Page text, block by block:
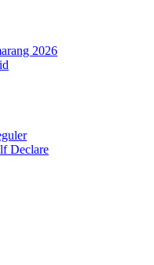
2026
Declare